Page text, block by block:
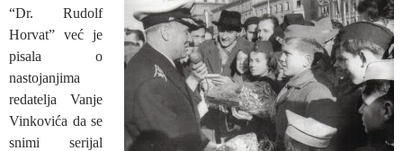
“Dr. Rudolf
Horvat” već je
pisala o
nastojanjima
redatelja Vanje
Vinkovića da se
snimi serijal